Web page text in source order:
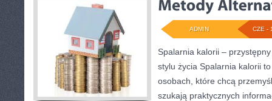
CZE -
ADMIN
Spalarnia kalorii –
stylu życia Spalarnia kalorii
osobach, które chcą
szukają praktycznych